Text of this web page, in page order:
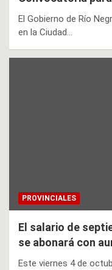
El Gobierno de Río
en la Ciudad…
PROVINCIALES
El salario de
se abonará con
Este viernes 4 de